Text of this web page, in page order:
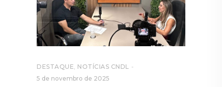
DESTAQUE NOTÍCIAS CNDL
5 de novembro de 2025